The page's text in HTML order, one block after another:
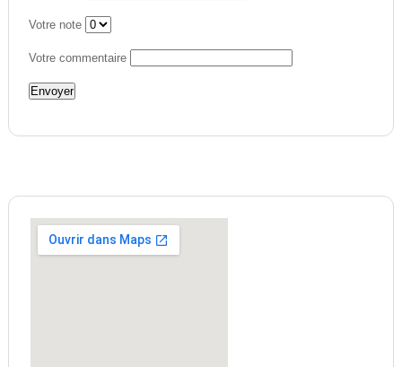
Votre note
Votre commentaire